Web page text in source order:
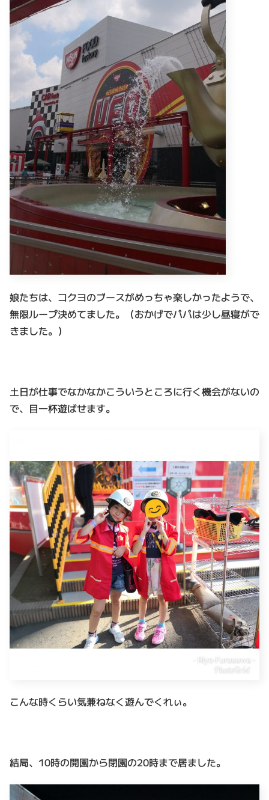
娘たちは、コクヨのブースがめっちゃ楽しかったようで、
無限ループ決めてました。（おかげでパパは少し昼寝がで
きました。）
土日が仕事でなかなかこういうところに行く機会がないの
で、目一杯遊ばせます。
こんな時くらい気兼ねなく遊んでくれぃ。
結局、10時の開園から閉園の20時まで居ました。